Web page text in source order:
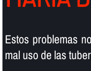
Estos problemas
mal uso de las